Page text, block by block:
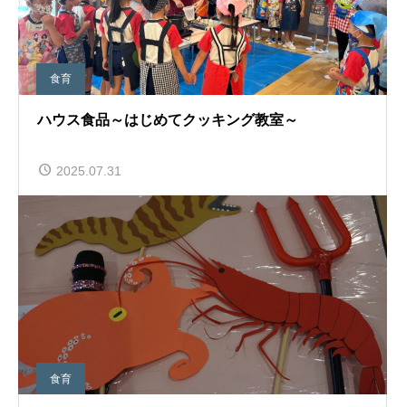
食育
ハウス食品～はじめてクッキング教室～
2025.07.31
食育